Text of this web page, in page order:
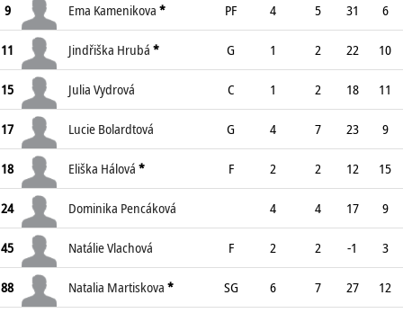
9 Ema Kamenikova * PF 4 5 31 6
11 Jindřiška Hrubá * G 1 2 22 10
15 Julia Vydrová C 1 2 18 11
17 Lucie Bolardtová G 4 7 23 9
18 Eliška Hálová * F 2 2 12 15
24 Dominika Pencáková 4 4 17 9
45 Natálie Vlachová F 2 2 -1 3
88 Natalia Martiskova * SG 6 7 27 12